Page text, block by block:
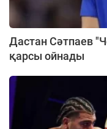
Дастан Сәтпаев
қарсы ойнады